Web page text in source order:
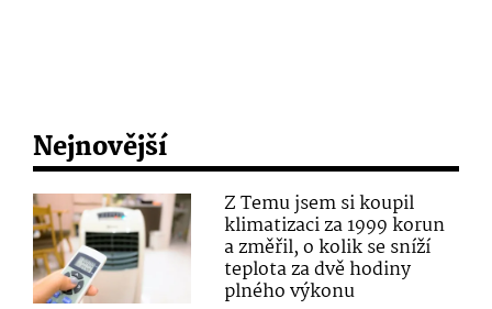
Nejnovější
Z Temu jsem si koupil
klimatizaci za 1999 korun
a změřil, o kolik se sníží
teplota za dvě hodiny
plného výkonu